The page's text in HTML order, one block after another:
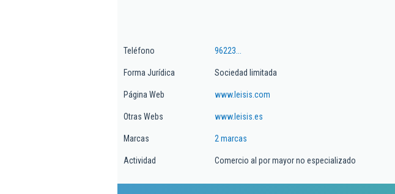
Teléfono 96223...
Forma Jurídica Sociedad limitada
Página Web www.leisis.com
Otras Webs www.leisis.es
Marcas 2 marcas
Actividad Comercio al por mayor no especializado